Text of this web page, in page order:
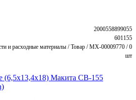
2000558899055
601155
и расходные материалы / Товар / MX-00009770 / 0
шт
(6,5х13,4х18) Макита CB-155